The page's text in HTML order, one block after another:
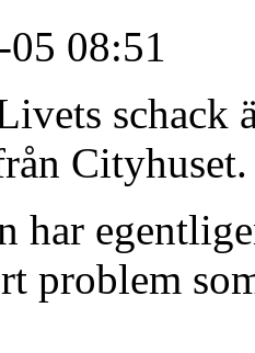
08:51
schack
Cityhuset.
har
problem